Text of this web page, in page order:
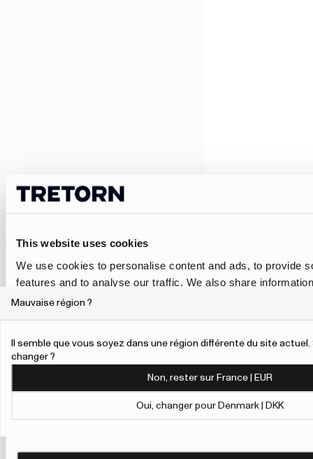
This website uses cookies
We use cookies to personalise content and ads, to provide
features and to analyse our traffic. We also share
our site with our social media, advertising and analytics
To give users more control over their data and ad
added a link to Google’s Personalisation and Control page.
Learn more about Google’s Personalisation and
Mauvaise région ?
Il semble que vous soyez dans une région différente du site
changer ?
Non, rester sur France | EUR
Oui, changer pour Denmark | DKK